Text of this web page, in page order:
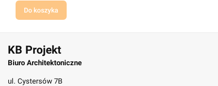
Do koszyka
KB Projekt
Biuro Architektoniczne
ul. Cystersów 7B